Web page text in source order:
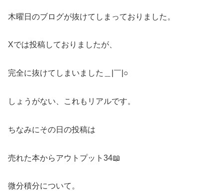
木曜日のブログが抜けてしまっておりました。
Xでは投稿しておりましたが、
完全に抜けてしまいました＿|￣|○
しょうがない、これもリアルです。
ちなみにその日の投稿は
売れた本からアウトプット34📖
微分積分について。